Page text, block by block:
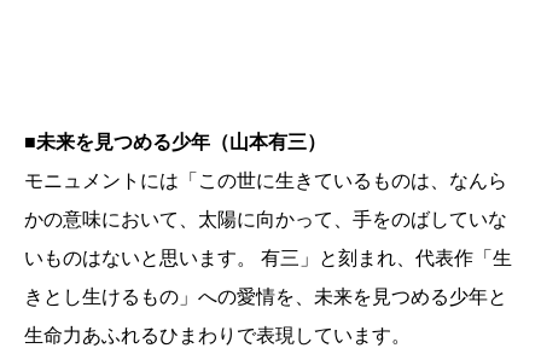
■未来を見つめる少年（山本有三）
モニュメントには「この世に生きているものは、なんら
かの意味において、太陽に向かって、手をのばしていな
いものはないと思います。 有三」と刻まれ、代表作「生
きとし生けるもの」への愛情を、未来を見つめる少年と
生命力あふれるひまわりで表現しています。